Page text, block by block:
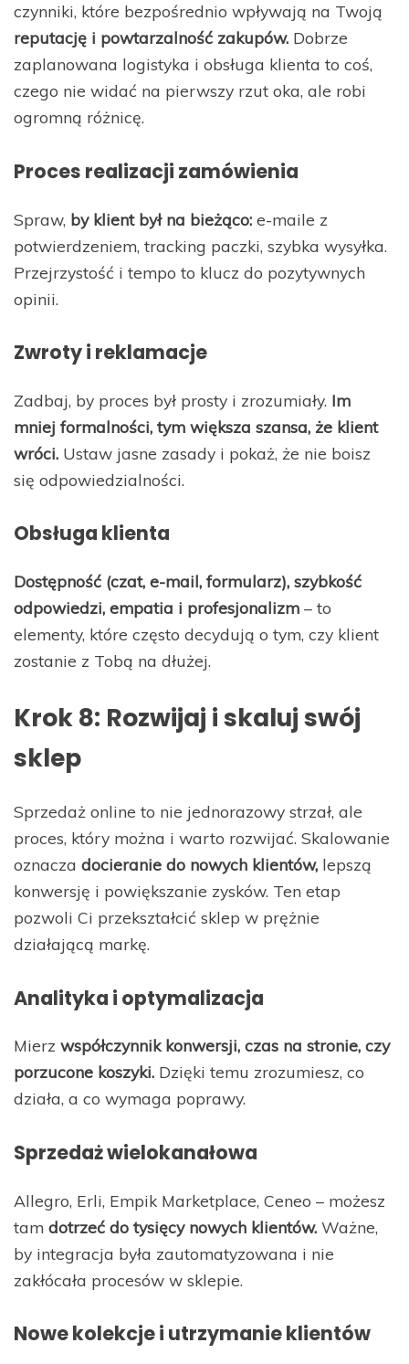
czynniki, które bezpośrednio wpływają na Twoją
reputację i powtarzalność zakupów. Dobrze
zaplanowana logistyka i obsługa klienta to coś,
czego nie widać na pierwszy rzut oka, ale robi
ogromną różnicę.
Proces realizacji zamówienia
Spraw, by klient był na bieżąco: e-maile z
potwierdzeniem, tracking paczki, szybka wysyłka.
Przejrzystość i tempo to klucz do pozytywnych
opinii.
Zwroty i reklamacje
Zadbaj, by proces był prosty i zrozumiały. Im
mniej formalności, tym większa szansa, że klient
wróci. Ustaw jasne zasady i pokaż, że nie boisz
się odpowiedzialności.
Obsługa klienta
Dostępność (czat, e-mail, formularz), szybkość
odpowiedzi, empatia i profesjonalizm – to
elementy, które często decydują o tym, czy klient
zostanie z Tobą na dłużej.
Krok 8: Rozwijaj i skaluj swój
sklep
Sprzedaż online to nie jednorazowy strzał, ale
proces, który można i warto rozwijać. Skalowanie
oznacza docieranie do nowych klientów, lepszą
konwersję i powiększanie zysków. Ten etap
pozwoli Ci przekształcić sklep w prężnie
działającą markę.
Analityka i optymalizacja
Mierz współczynnik konwersji, czas na stronie, czy
porzucone koszyki. Dzięki temu zrozumiesz, co
działa, a co wymaga poprawy.
Sprzedaż wielokanałowa
Allegro, Erli, Empik Marketplace, Ceneo – możesz
tam dotrzeć do tysięcy nowych klientów. Ważne,
by integracja była zautomatyzowana i nie
zakłócała procesów w sklepie.
Nowe kolekcje i utrzymanie klientów